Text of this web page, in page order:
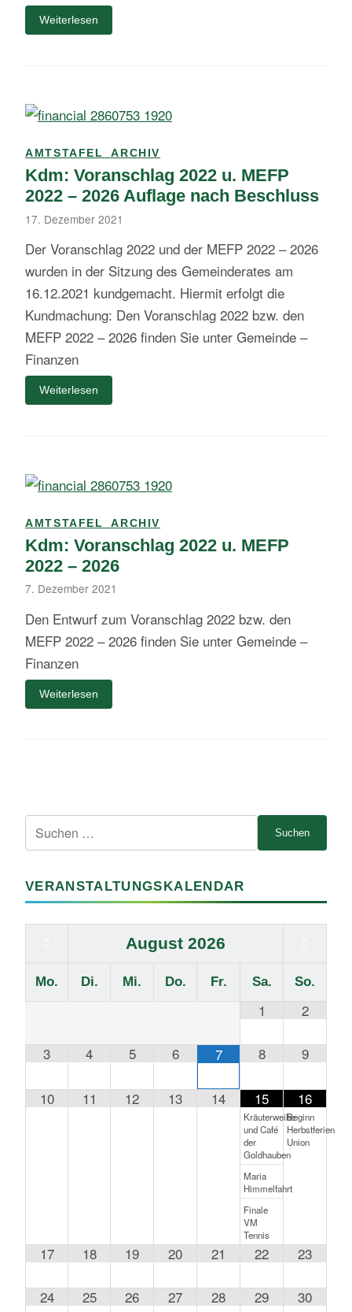
Weiterlesen
AMTSTAFEL_ARCHIV
Kdm: Voranschlag 2022 u. MEFP
2022 – 2026 Auflage nach Beschluss
17. Dezember 2021
Der Voranschlag 2022 und der MEFP 2022 – 2026
wurden in der Sitzung des Gemeinderates am
16.12.2021 kundgemacht. Hiermit erfolgt die
Kundmachung: Den Voranschlag 2022 bzw. den
MEFP 2022 – 2026 finden Sie unter Gemeinde –
Finanzen
Weiterlesen
AMTSTAFEL_ARCHIV
Kdm: Voranschlag 2022 u. MEFP
2022 – 2026
7. Dezember 2021
Den Entwurf zum Voranschlag 2022 bzw. den
MEFP 2022 – 2026 finden Sie unter Gemeinde –
Finanzen
Weiterlesen
Suche
nach:
VERANSTALTUNGSKALENDAR
August 2026
Mo. Di. Mi. Do. Fr. Sa. So.
1 2
3 4 5 6 7 8 9
10 11 12 13 14 15
Kräuterweihe
und Café
der
Goldhauben
Maria
Himmelfahrt
Finale
VM
Tennis
16
Beginn
Herbstferien
Union
17 18 19 20 21 22 23
24 25 26 27 28 29 30